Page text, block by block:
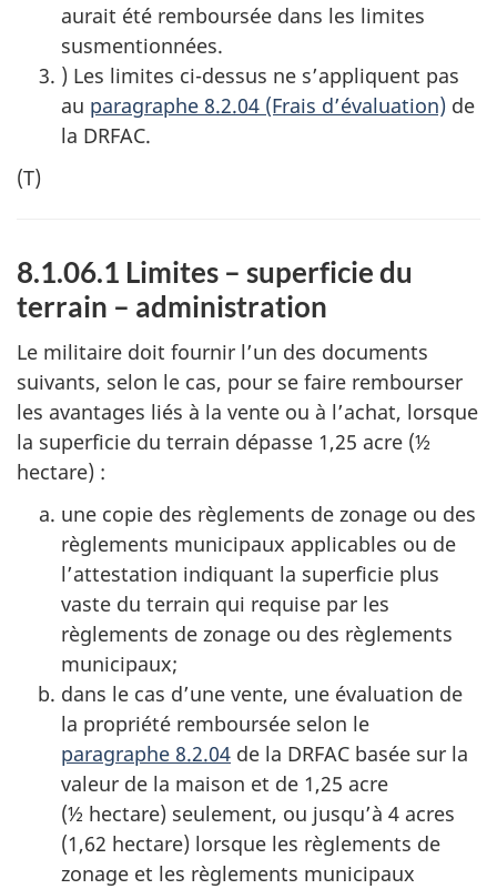
aurait été remboursée dans les limites
susmentionnées.
) Les limites ci-dessus ne s’appliquent pas
au paragraphe 8.2.04 (Frais d’évaluation) de
la DRFAC.
(T)
8.1.06.1 Limites – superficie du
terrain – administration
Le militaire doit fournir l’un des documents
suivants, selon le cas, pour se faire rembourser
les avantages liés à la vente ou à l’achat, lorsque
la superficie du terrain dépasse 1,25 acre (½
hectare) :
une copie des règlements de zonage ou des
règlements municipaux applicables ou de
l’attestation indiquant la superficie plus
vaste du terrain qui requise par les
règlements de zonage ou des règlements
municipaux;
dans le cas d’une vente, une évaluation de
la propriété remboursée selon le
paragraphe 8.2.04 de la DRFAC basée sur la
valeur de la maison et de 1,25 acre
(½ hectare) seulement, ou jusqu’à 4 acres
(1,62 hectare) lorsque les règlements de
zonage et les règlements municipaux